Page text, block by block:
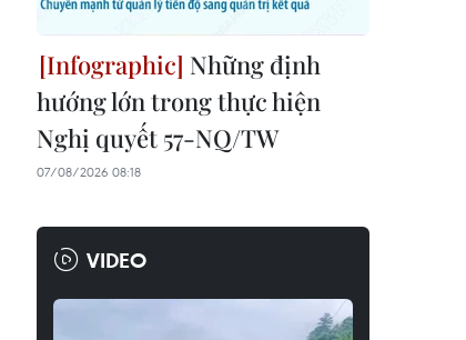
Những định
hướng lớn trong thực hiện
Nghị quyết 57-NQ/TW
07/08/2026 08:18
VIDEO